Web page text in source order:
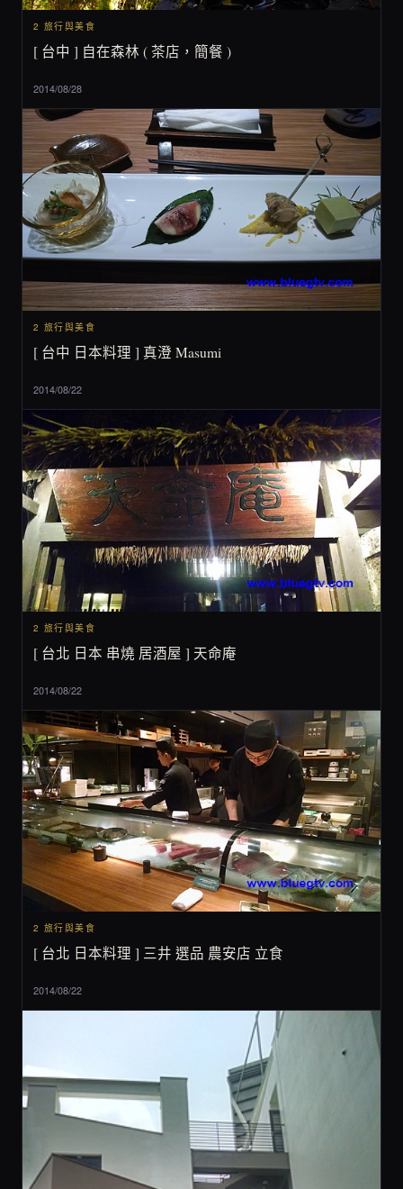
2 旅行與美食
[ 台中 ] 自在森林 ( 茶店，簡餐 )
2014/08/28
2 旅行與美食
[ 台中 日本料理 ] 真澄 Masumi
2014/08/22
2 旅行與美食
[ 台北 日本 串燒 居酒屋 ] 天命庵
2014/08/22
2 旅行與美食
[ 台北 日本料理 ] 三井 選品 農安店 立食
2014/08/22